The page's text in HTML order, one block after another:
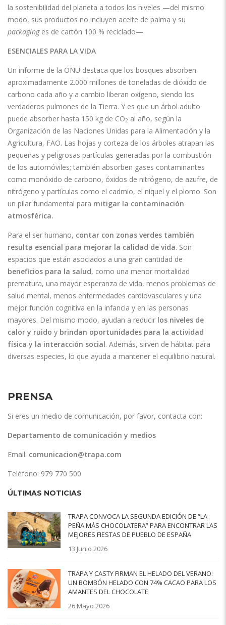
la sostenibilidad del planeta a todos los niveles —del mismo
modo, sus productos no incluyen aceite de palma y su
packaging es de cartón 100 % reciclado—.
ESENCIALES PARA LA VIDA
Un informe de la ONU destaca que los bosques absorben
aproximadamente 2.000 millones de toneladas de dióxido de
carbono cada año y a cambio liberan oxígeno, siendo los
verdaderos pulmones de la Tierra. Y es que un árbol adulto
puede absorber hasta 150 kg de CO2 al año, según la
Organización de las Naciones Unidas para la Alimentación y la
Agricultura, FAO. Las hojas y corteza de los árboles atrapan las
pequeñas y peligrosas partículas generadas por la combustión
de los automóviles; también absorben gases contaminantes
como monóxido de carbono, óxidos de nitrógeno, de azufre, de
nitrógeno y partículas como el cadmio, el níquel y el plomo. Son
un pilar fundamental para mitigar la contaminación
atmosférica.
Para el ser humano, contar con zonas verdes también
resulta esencial para mejorar la calidad de vida. Son
espacios que están asociados a una gran cantidad de
beneficios para la salud, como una menor mortalidad
prematura, una mayor esperanza de vida, menos problemas de
salud mental, menos enfermedades cardiovasculares y una
mejor función cognitiva en la infancia y en las personas
mayores. Del mismo modo, ayudan a reducir los niveles de
calor y ruido y brindan oportunidades para la actividad
física y la interacción social. Además, sirven de hábitat para
diversas especies, lo que ayuda a mantener el equilibrio natural.
PRENSA
Si eres un medio de comunicación, por favor, contacta con:
Departamento de comunicación y medios
Email: comunicacion@trapa.com
Teléfono: 979 770 500
ÚLTIMAS NOTICIAS
TRAPA CONVOCA LA SEGUNDA EDICIÓN DE “LA
PEÑA MÁS CHOCOLATERA” PARA ENCONTRAR LAS
MEJORES FIESTAS DE PUEBLO DE ESPAÑA
13 Junio 2026
TRAPA Y CASTY FIRMAN EL HELADO DEL VERANO:
UN BOMBÓN HELADO CON 74% CACAO PARA LOS
AMANTES DEL CHOCOLATE
26 Mayo 2026